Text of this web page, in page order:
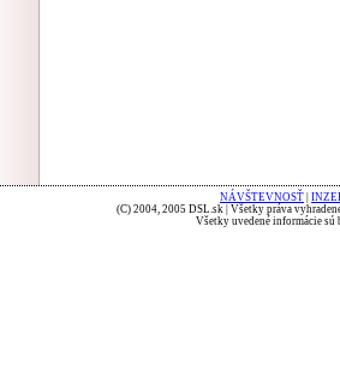
NÁVŠTEVNOSŤ
(C) 2004, 2005 DSL.sk | Všetky práva
Všetky uvedené informácie sú